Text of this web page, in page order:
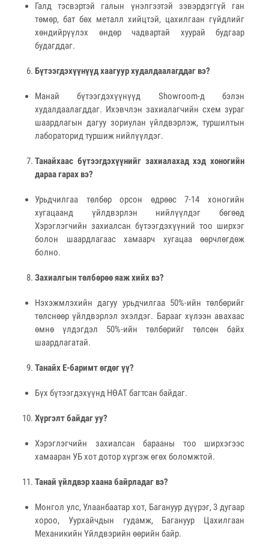
Галд тэсвэртэй галын үнэлгээтэй зэвэрдэггүй ган
төмөр, бат бөх металл хийцтэй, цахилгаан гүйдлийг
хөндийрүүлэх өндөр чадвартай хуурай будгаар
будагддаг.
Бүтээгдэхүүнүүд хаагуур худалдаалагддаг вэ?
Манай бүтээгдэхүүнүүд Showroom-д бэлэн
худалдаалагддаг. Ихэвчлэн захиалагчийн схем зураг
шаардлагын дагуу зориулан үйлдвэрлэж, туршилтын
лабораторид туршиж нийлүүлдэг.
Танайхаас бүтээгдэхүүнийг захиалахад хэд хоногийн
дараа гарах вэ?
Урьдчилгаа төлбөр орсон өдрөөс 7-14 хоногийн
хугацаанд үйлдвэрлэн нийлүүлдэг бөгөөд
Хэрэглэгчийн захиалсан бүтээгдэхүүний тоо ширхэг
болон шаардлагаас хамаарч хугацаа өөрчлөгдөж
болно.
Захиалгын төлбөрөө яаж хийх вэ?
Нэхэжмлэхийн дагуу урьдчилгаа 50%-ийн төлбөрийг
төлснөөр үйлдвэрлэл эхэлдэг. Барааг хүлээн авахаас
өмнө үлдэгдэл 50%-ийн төлбөрийг төлсөн байх
шаардлагатай.
Танайх E-баримт өгдөг үү?
Бүх бүтээгдэхүүнд НӨАТ багтсан байдаг.
Хүргэлт байдаг уу?
Хэрэглэгчийн захиалсан барааны тоо ширхэгээс
хамааран УБ хот дотор хүргэж өгөх боломжтой.
Танай үйлдвэр хаана байрладаг вэ?
Монгол улс, Улаанбаатар хот, Багануур дүүрэг, 3 дугаар
хороо, Уурхайчдын гудамж, Багануур Цахилгаан
Механикийн Үйлдвэрийн өөрийн байр.